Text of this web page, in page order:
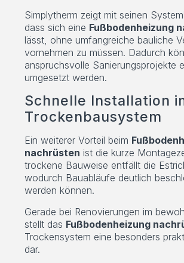
Simplytherm zeigt mit seinen
dass sich eine Fußbodenheizung
lässt, ohne umfangreiche bauliche
vornehmen zu müssen. Dadurch
anspruchsvolle Sanierungsprojekte
umgesetzt werden.
Schnelle Installation
Trockenbausystem
Ein weiterer Vorteil beim
nachrüsten ist die kurze
trockene Bauweise entfällt die
wodurch Bauabläufe deutlich
werden können.
Gerade bei Renovierungen im
stellt das Fußbodenheizung
Trockensystem eine besonders
dar.